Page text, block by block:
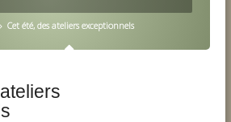
Cet été, des ateliers exceptionnels